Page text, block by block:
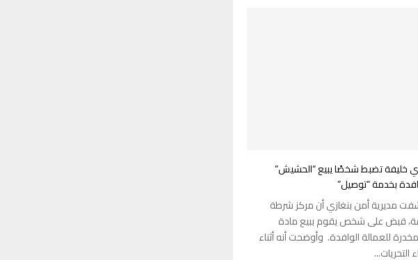
خليفة تضبط شخصًا يبيع “الحشيش”
بخدمة “توصيل”
مديرية أمن بنغازي أن مركز شرطة
قبض على شخص يقوم ببيع مادة
للعمالة الوافدة. وأوضحت أنه أثناء